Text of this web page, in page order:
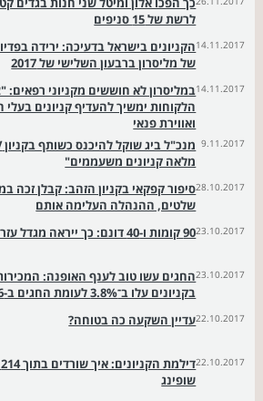
לרשת של 15 סניפים
14.11.2017הקניונים בישראל בדעיכה: ירידה
של מליסרון ברבעון השלישי של 2017
14.11.2017במליסרון לא חוששים מקניוני רפאים:
הלקוחות ימשיך להעדיף קניונים בעלי
ואווירת פנאי
9.11.2017
מלאה קניונים משעממים"
28.10.2017סיפור קפקאי בקניון הזהב: קבלן זכה
שלטים, ההנהלה העלימה אותם
23.10.201790 קומות ו-40 דונם: כך ייראה מגדל עזריאלי הרביעי
23.10.2017החגים עשו טוב לענף האופנה:
בקניונים עלו ב־3.8% לעומת החגים ב-2016
22.10.2017עדיין השקעה כה בטוחה?
22.10.2017
שופינג